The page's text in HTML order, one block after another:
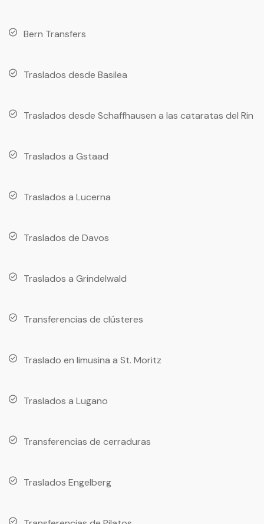
Bern Transfers
Traslados desde Basilea
Traslados desde Schaffhausen a las cataratas del Rin
Traslados a Gstaad
Traslados a Lucerna
Traslados de Davos
Traslados a Grindelwald
Transferencias de clústeres
Traslado en limusina a St. Moritz
Traslados a Lugano
Transferencias de cerraduras
Traslados Engelberg